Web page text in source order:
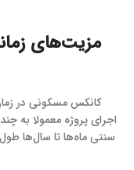
مزیت‌های
کانکس مسکونی در
اجرای پروژه معمولا به
سنتی ماه‌ها تا سال‌ها